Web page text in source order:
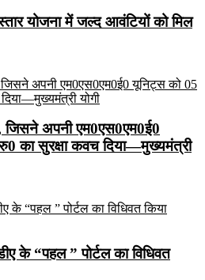
योजना में जल्द आवंटियों को मिल
जिसने अपनी एम0एस0एम0ई0
का सुरक्षा कवच दिया—मुख्यमंत्री
के “पहल ” पोर्टल का विधिवत